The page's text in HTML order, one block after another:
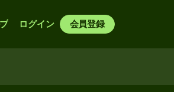
ログイン 会員登録